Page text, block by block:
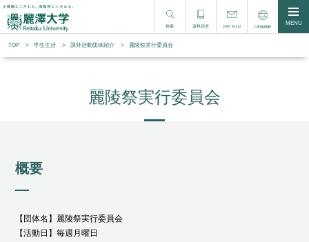
検索 資料請求 お問い合わせ Language MENU
TOP 学生生活 課外活動団体紹介 麗陵祭実行委員会
麗陵祭実行委員会
概要
【団体名】麗陵祭実行委員会
【活動日】毎週月曜日